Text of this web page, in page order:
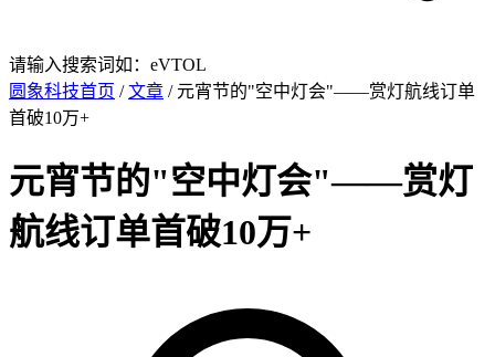
请输入搜索词如：eVTOL
圆象科技首页 /文章 / 元宵节的"空中灯会"——赏灯航线订单
首破10万+
元宵节的"空中灯会"——赏灯
航线订单首破10万+